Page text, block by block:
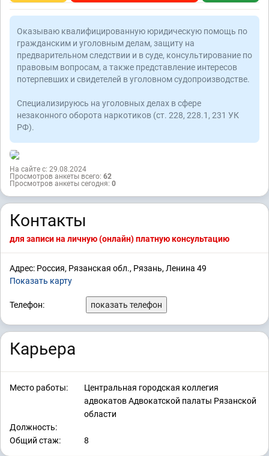
Оказываю квалифицированную юридическую помощь по
гражданским и уголовным делам, защиту на
предварительном следствии и в суде, консультирование по
правовым вопросам, а также представление интересов
потерпевших и свидетелей в уголовном судопроизводстве.
Специализируюсь на уголовных делах в сфере
незаконного оборота наркотиков (ст. 228, 228.1, 231 УК
РФ).
На сайте с: 29.08.2024
Просмотров анкеты всего: 62
Просмотров анкеты сегодня: 0
Контакты
для записи на личную (онлайн) платную консультацию
Адрес: Россия, Рязанская обл., Рязань, Ленина 49
Показать карту
Телефон: показать телефон
Карьера
Место работы:
Центральная городская коллегия
адвокатов Адвокатской палаты Рязанской
области
Должность:
Общий стаж:
8